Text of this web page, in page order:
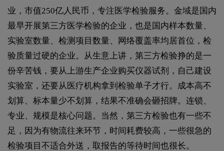
业，市值250亿人民币，专注医学检验服务。金域是国内
最早开展第三方医学检验的企业，也是国内样本数量、
实验室数量、检测项目数量、网络覆盖率均居首位，检
验质量过硬的企业。从生意上讲，第三方检验挣的是一
份辛苦钱，要从上游生产企业购买仪器试剂，自己建设
实验室，还要从医疗机构拿到检验单子才行。成本高不
划算、标本量少不划算，结果不准确会砸招牌。连锁、
专业、规模是核心问题。当然，第三方检验也有一些不
足，因为有物流往来环节，时间耗费较高，一些很急的
检验项目不适合外送，取报告的等待时间也很长。